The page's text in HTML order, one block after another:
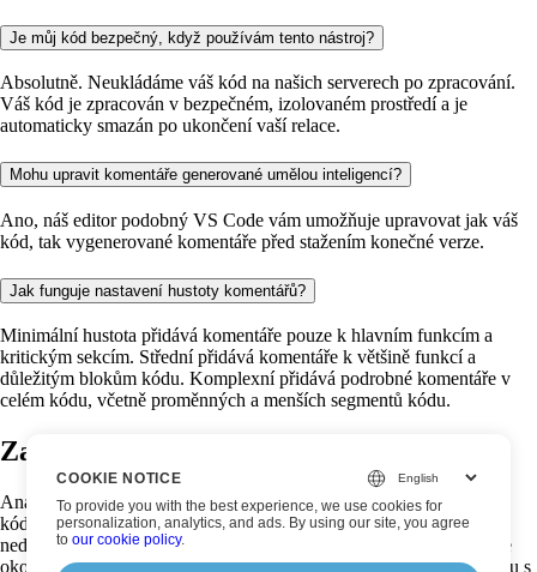
Je můj kód bezpečný, když používám tento nástroj?
Absolutně. Neukládáme váš kód na našich serverech po zpracování.
Váš kód je zpracován v bezpečném, izolovaném prostředí a je
automaticky smazán po ukončení vaší relace.
Mohu upravit komentáře generované umělou inteligencí?
Ano, náš editor podobný VS Code vám umožňuje upravovat jak váš
kód, tak vygenerované komentáře před stažením konečné verze.
Jak funguje nastavení hustoty komentářů?
Minimální hustota přidává komentáře pouze k hlavním funkcím a
kritickým sekcím. Střední přidává komentáře k většině funkcí a
důležitým blokům kódu. Komplexní přidává podrobné komentáře v
celém kódu, včetně proměnných a menších segmentů kódu.
Začněte analyzovat svůj kód nyní!
Analýza kódu s AI je výkonný, bezplatný nástroj pro dokumentaci
kódu, který využívá pokročilou umělou inteligenci k transformaci
nedokumentovaného nebo špatně dokumentovaného kódu na dobře
okomentované, snadno pochopitelné programy. Náš analyzátor kódu s
COOKIE NOTICE
To provide you with the best experience, we use cookies for
personalization, analytics, and ads. By using our site, you agree
toour cookie policy.